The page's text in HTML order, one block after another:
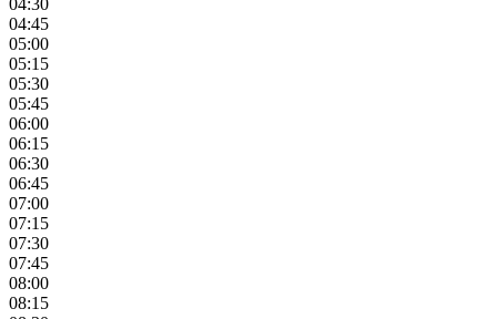
04:30
04:45
05:00
05:15
05:30
05:45
06:00
06:15
06:30
06:45
07:00
07:15
07:30
07:45
08:00
08:15